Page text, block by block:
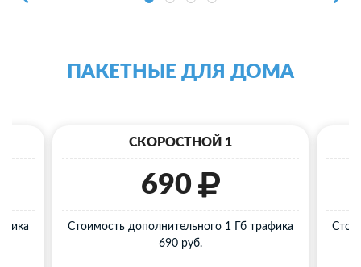
ПАКЕТНЫЕ ДЛЯ ДОМА
СКОРОСТНОЙ 1
690
Стоимость дополнительного 1 Гб трафика
690 руб.